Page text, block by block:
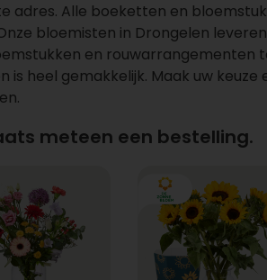
adres. Alle boeketten en
bloemisten in Drongelen
en rouwarrangementen
heel gemakkelijk. Maak uw keuze
meteen een bestelling.